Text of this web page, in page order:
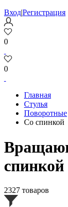
Вход|Регистрация
0
0
Главная
Стулья
Поворотные
Со спинкой
спинкой
2327 товаров